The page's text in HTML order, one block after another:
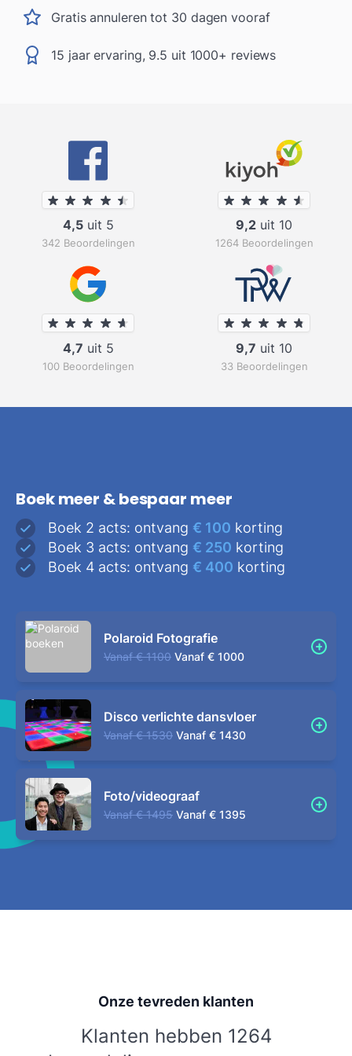
Gratis annuleren tot 30 dagen vooraf
15 jaar ervaring, 9.5 uit 1000+ reviews
4,5uit 5
342 Beoordelingen
9,2 uit 10
1264 Beoordelingen
4,7 uit 5
100 Beoordelingen
9,7 uit 10
33 Beoordelingen
Boek meer & bespaar meer
Boek 2 acts: ontvang € 100 korting
Boek 3 acts: ontvang € 250 korting
Boek 4 acts: ontvang € 400 korting
Polaroid Fotografie
Vanaf € 1100 Vanaf € 1000
Disco verlichte dansvloer
Vanaf € 1530 Vanaf € 1430
Foto/videograaf
Vanaf € 1495 Vanaf € 1395
Onze tevreden klanten
Klanten hebben 1264